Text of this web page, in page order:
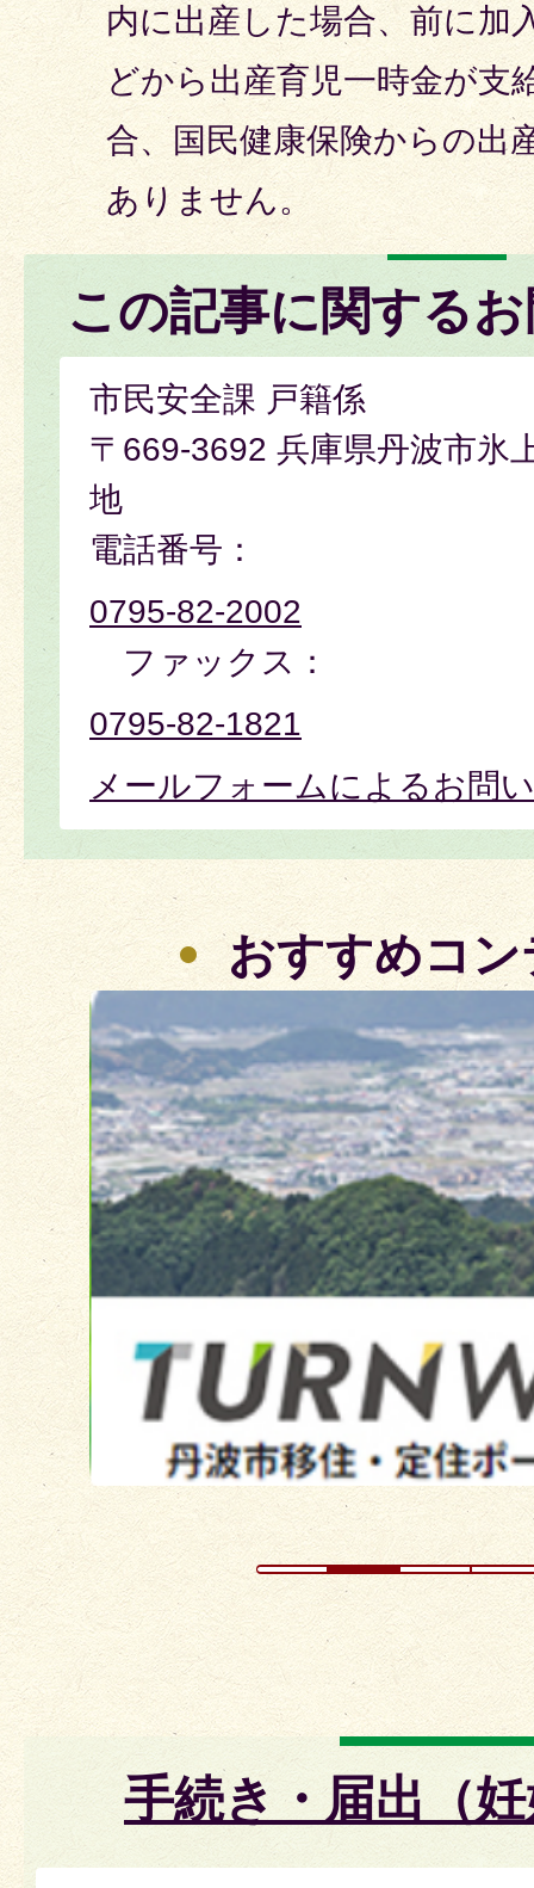
内に出産した場合、前に加
どから出産育児一時金が支
合、国民健康保険からの出
ありません。
この記事に関する
市民安全課 戸籍係
〒669-3692 兵庫県丹波市氷
地
電話番号：
0795-82-2002
ファックス：
0795-82-1821
メールフォームによるお問
おすすめコン
2
枚
目
の
ス
ラ
イ
ド
手続き・届出（